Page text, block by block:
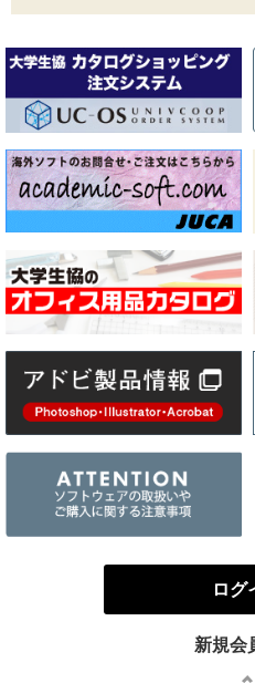
ログ
新規会